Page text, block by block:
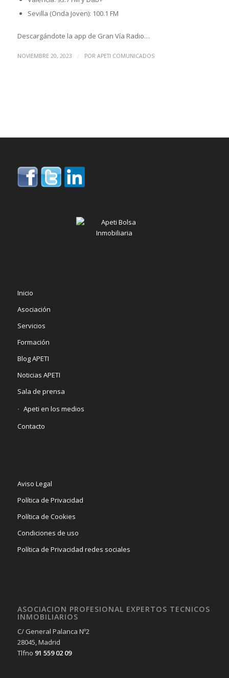
Sevilla (Onda Joven): 100.1 FM
Descargándote la app de Gran Vía Radio…
NOVIEMBRE 20, 2023 / POR APETI COMUNICADOS
Inicio
Asociación
Servicios
Formación
Blog APETI
Noticias APETI
Sala de prensa
Apeti en los medios
Contacto
Aviso Legal
Política de Privacidad
Política de Cookies
Condiciones de uso
Política de Privacidad redes sociales
ASOCIACION PROFESIONAL EXPERTOS TECNICOS
INMOBILIARIOS
C/ General Palanca Nº2
28045, Madrid
Tlfno 91 559 02 09